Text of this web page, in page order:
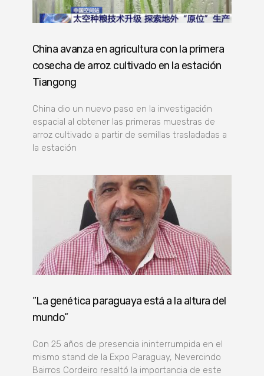
China avanza en agricultura con la primera
cosecha de arroz cultivado en la estación
Tiangong
China dio un nuevo paso en la investigación
espacial al obtener las primeras muestras de
arroz cultivado a partir de semillas trasladadas a
la estación
“La genética paraguaya está a la altura del
mundo”
Con 25 años de presencia ininterrumpida en el
mismo stand de la Expo Paraguay, Nevercindo
Bairros Cordeiro resaltó la importancia de este